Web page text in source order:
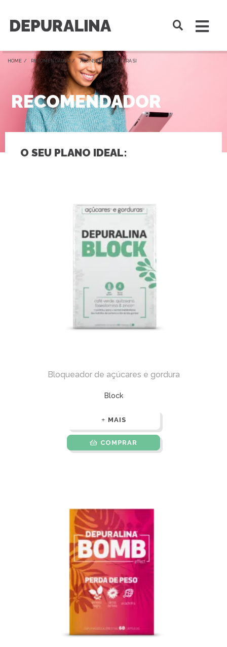
HOME / RECOMENDADOR / ACONSELHAMOS PARA SI
RECOMENDADOR
O SEU PLANO IDEAL:
Bloqueador de açúcares e gordura
Block
MAIS
COMPRAR